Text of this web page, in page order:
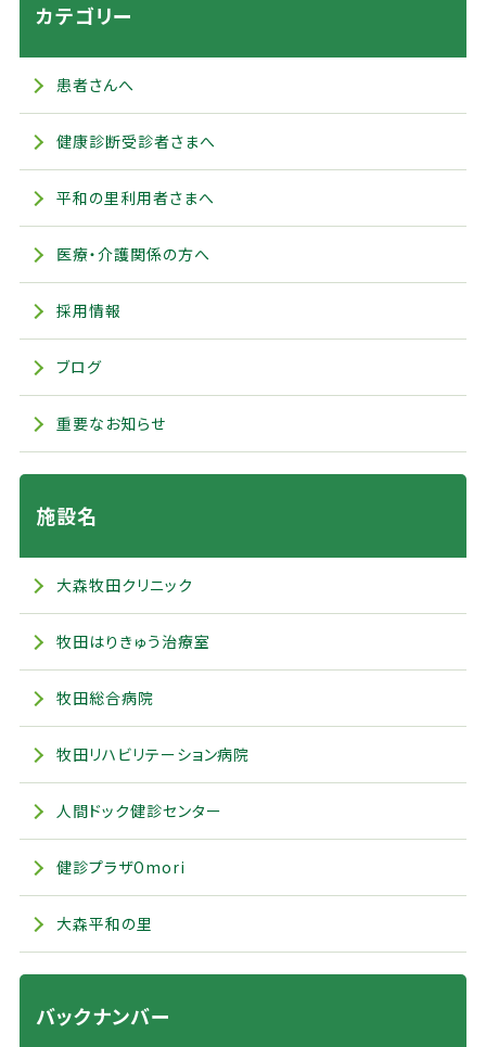
カテゴリー
患者さんへ
健康診断受診者さまへ
平和の里利用者さまへ
医療・介護関係の方へ
採用情報
ブログ
重要なお知らせ
施設名
大森牧田クリニック
牧田はりきゅう治療室
牧田総合病院
牧田リハビリテーション病院
人間ドック健診センター
健診プラザOmori
大森平和の里
バックナンバー